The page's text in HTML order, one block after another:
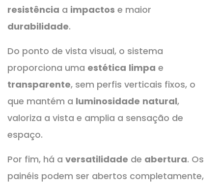
resistência a impactos e maior
durabilidade.
Do ponto de vista visual, o sistema
proporciona uma estética limpa e
transparente, sem perfis verticais fixos, o
que mantém a luminosidade natural,
valoriza a vista e amplia a sensação de
espaço.
Por fim, há a versatilidade de abertura. Os
painéis podem ser abertos completamente,